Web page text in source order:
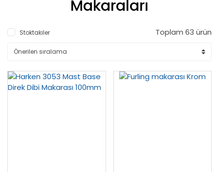
Makaraları
Stoktakiler Toplam 63 ürün